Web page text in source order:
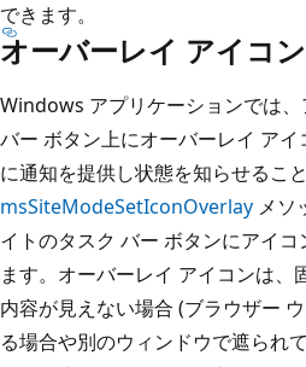
できます。
オーバーレイ アイコ
Windows アプリケーションでは
バー ボタン上にオーバーレイ ア
に通知を提供し状態を知らせること
msSiteModeSetIconOverlay メソ
イトのタスク バー ボタンにアイ
ます。オーバーレイ アイコンは、
内容が見えない場合 (ブラウザー
る場合や別のウィンドウで遮られ